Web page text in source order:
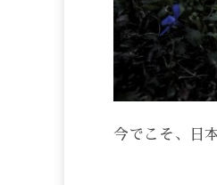
今でこそ、日